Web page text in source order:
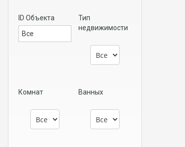
ID Объекта
Тип
недвижимости
Комнат Ванных